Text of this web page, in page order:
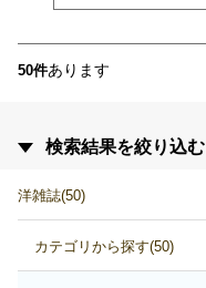
50件あります
検索結果を絞り込む
洋雑誌(50)
カテゴリから探す(50)